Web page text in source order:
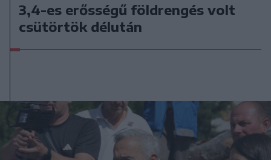
3,4-es erősségű földrengés volt
csütörtök délután